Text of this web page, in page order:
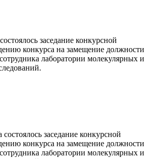
заседание конкурсной
конкурса на замещение должности
лаборатории молекулярных и
состоялось заседание конкурсной
конкурса на замещение должности
лаборатории молекулярных и